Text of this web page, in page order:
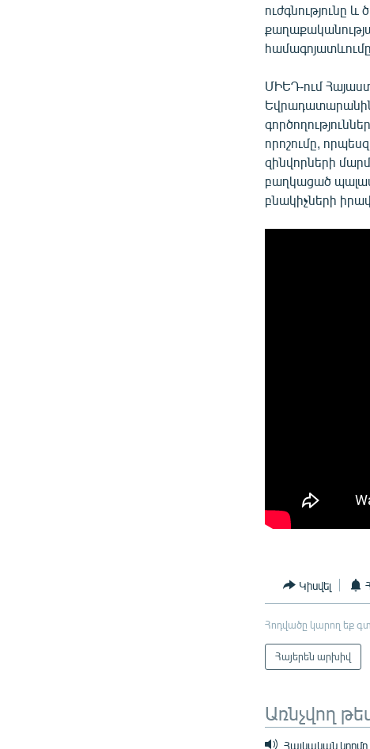
ուժգնությունը
ՄԻԵԴ-ում
Եվրադատարանին
որոշումը,
զինվորների
բաղկացած
բնակիչների
Կիսվել
Հոդվածը կարող եք
Հայերեն արխիվ
Առնչվող
Հայկական